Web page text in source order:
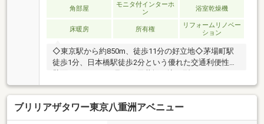
角部屋
モニタ付インターホ
ン
浴室乾燥機
床暖房 所有権
リフォームリノベー
ション
◇東京駅から約850m、徒歩11分の好立地◇茅場町駅
徒歩1分、日本橋駅徒歩2分という優れた交通利便性◇
＝「マンションを買う」のではなく、「東京の中心で
暮らす時間」を手に入れる住まいです。近年、兜町エ
リアは大規模再開発により、金融街から「住み・働
き・楽しむ」が融合する新しい都心エリアへと進化。
ブリリアザタワー東京八重洲アベニュー